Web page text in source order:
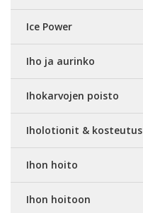
Ice Power
Iho ja aurinko
Ihokarvojen poisto
Iholotionit & kosteutus
Ihon hoito
Ihon hoitoon